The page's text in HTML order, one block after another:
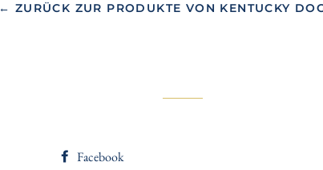
← ZURÜCK ZUR PRODUKTE VON KENTUCKY
Facebook